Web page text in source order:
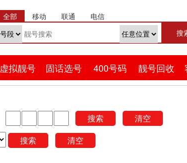
全部 移动 联通 电信
虚拟靓号 固话选号 400号码 靓号回收
搜索
清空
搜索
清空